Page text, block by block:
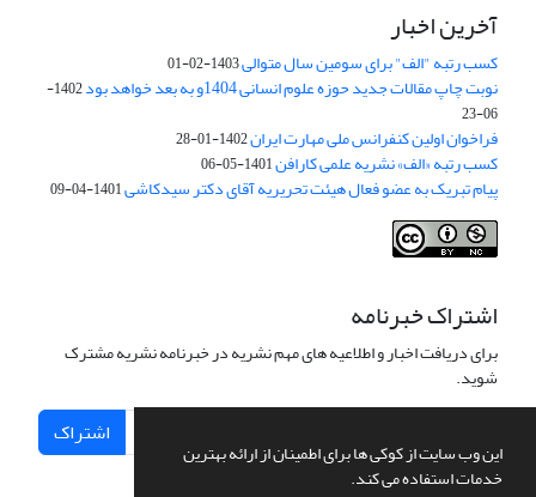
این وب سایت از کوکی ها برای اطمینان از ارائه بهترین
خدمات استفاده می کند.
آخرین اخبار
کسب رتبه "الف" برای سومین سال متوالی1403-02-01
نوبت چاپ مقالات جدید حوزه علوم انسانی 1404و به بعد خواهد بود
1402-
06-23
فراخوان اولین کنفرانس ملی مهارت ایران1402-01-28
کسب رتبه «الف» نشریه علمی کارافن1401-05-06
پیام تبریک به عضو فعال هیئت تحریریه آقای دکتر سیدکاشی1401-04-09
اشتراک خبرنامه
برای دریافت اخبار و اطلاعیه های مهم نشریه در خبرنامه نشریه مشترک
شوید.
اشتراک